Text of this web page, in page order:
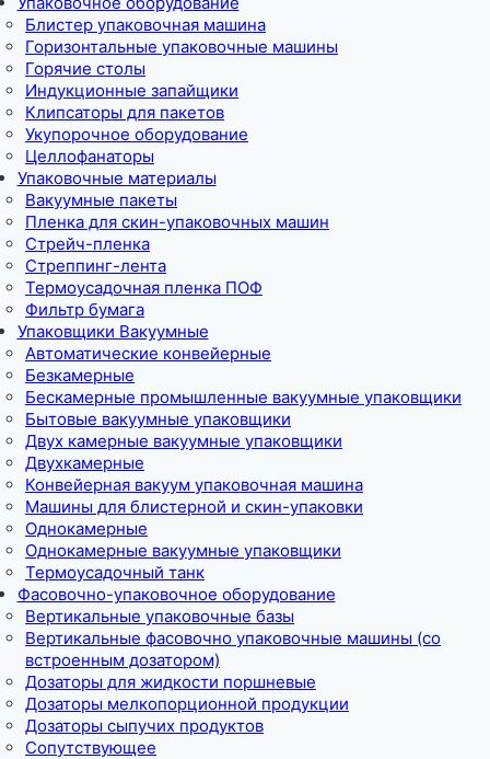
Блистер упаковочная машина
Горизонтальные упаковочные машины
Горячие столы
Индукционные запайщики
Клипсаторы для пакетов
Укупорочное оборудование
Целлофанаторы
Упаковочные материалы
Вакуумные пакеты
Пленка для скин-упаковочных машин
Стрейч-пленка
Стреппинг-лента
Термоусадочная пленка ПОФ
Фильтр бумага
Упаковщики Вакуумные
Автоматические конвейерные
Безкамерные
Бескамерные промышленные вакуумные упаковщики
Бытовые вакуумные упаковщики
Двух камерные вакуумные упаковщики
Двухкамерные
Конвейерная вакуум упаковочная машина
Машины для блистерной и скин-упаковки
Однокамерные
Однокамерные вакуумные упаковщики
Термоусадочный танк
Фасовочно-упаковочное оборудование
Вертикальные упаковочные базы
Вертикальные фасовочно упаковочные машины (со
встроенным дозатором)
Дозаторы для жидкости поршневые
Дозаторы мелкопорционной продукции
Дозаторы сыпучих продуктов
Сопутствующее